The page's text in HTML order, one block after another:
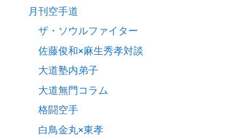
月刊空手道
ザ・ソウルファイター
佐藤俊和×麻生秀孝対談
大道塾内弟子
大道無門コラム
格闘空手
白鳥金丸×東孝